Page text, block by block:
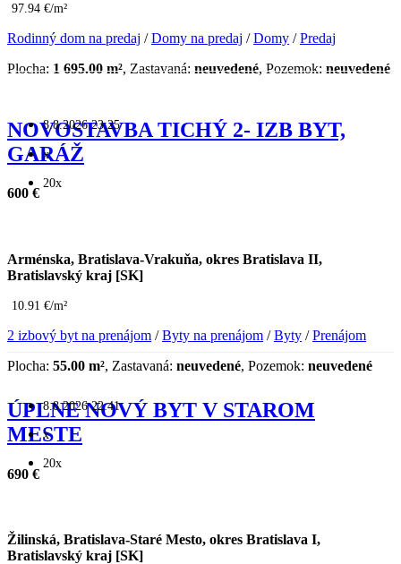
97.94 €/m²
Rodinný dom na predaj /Domy na predaj /Domy /Predaj
Plocha: 1 695.00 m², Zastavaná: neuvedené, Pozemok: neuvedené
8.8.2026 23:25
x
20x
NOVOSTAVBA TICHÝ 2- IZB BYT,
GARÁŽ
600 €
Arménska, Bratislava-Vrakuňa, okres Bratislava II,
Bratislavský kraj [SK]
10.91 €/m²
2 izbový byt na prenájom /Byty na prenájom /Byty /Prenájom
Plocha: 55.00 m², Zastavaná: neuvedené, Pozemok: neuvedené
8.8.2026 22:41
x
20x
ÚPLNE NOVÝ BYT V STAROM
MESTE
690 €
Žilinská, Bratislava-Staré Mesto, okres Bratislava I,
Bratislavský kraj [SK]